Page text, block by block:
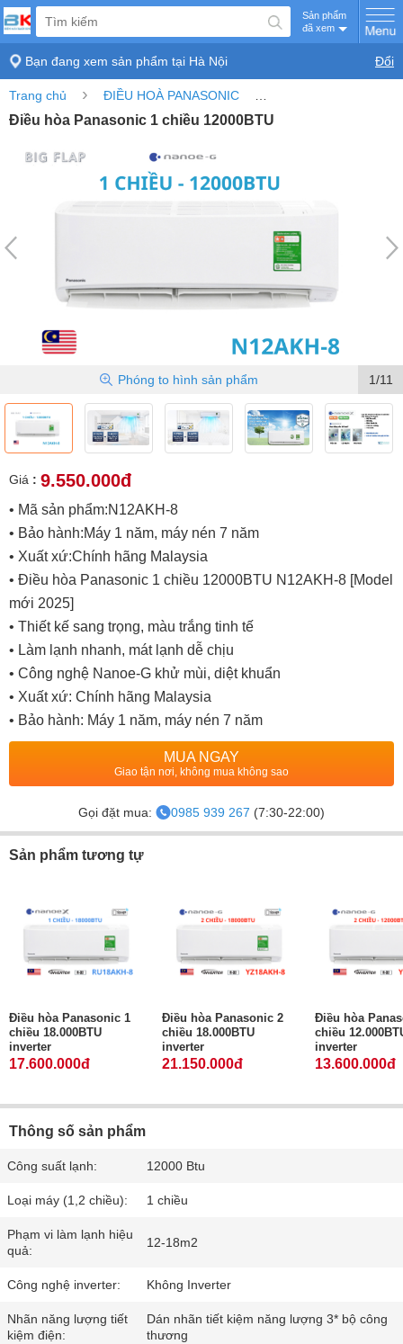
Sản phẩm
đã xem
Bạn đang xem sản phẩm tại Hà Nội Đổi
Trang chủ › ĐIỀU HOÀ PANASONIC
Điều hòa Panasonic 1 chiều 12000BTU
1/11
Phóng to hình sản phẩm
Giá : 9.550.000đ
• Mã sản phẩm:N12AKH-8
• Bảo hành:Máy 1 năm, máy nén 7 năm
• Xuất xứ:Chính hãng Malaysia
• Điều hòa Panasonic 1 chiều 12000BTU N12AKH-8 [Model
mới 2025]
• Thiết kế sang trọng, màu trắng tinh tế
• Làm lạnh nhanh, mát lạnh dễ chịu
• Công nghệ Nanoe-G khử mùi, diệt khuẩn
• Xuất xứ: Chính hãng Malaysia
• Bảo hành: Máy 1 năm, máy nén 7 năm
MUA NGAY
Giao tận nơi, không mua không sao
Gọi đặt mua: 0985 939 267 (7:30-22:00)
Sản phẩm tương tự
Điều hòa Panasonic 1
chiều 18.000BTU
inverter
17.600.000đ
Điều hòa Panasonic 2
chiều 18.000BTU
inverter
21.150.000đ
Điều hòa
chiều
inverter
13.600.000đ
Thông số sản phẩm
Công suất lạnh: 12000 Btu
Loại máy (1,2 chiều): 1 chiều
Phạm vi làm lạnh hiệu
quả:
12-18m2
Công nghệ inverter: Không Inverter
Nhãn năng lượng tiết
kiệm điện:
Dán nhãn tiết kiệm năng lượng 3* bộ công
thương